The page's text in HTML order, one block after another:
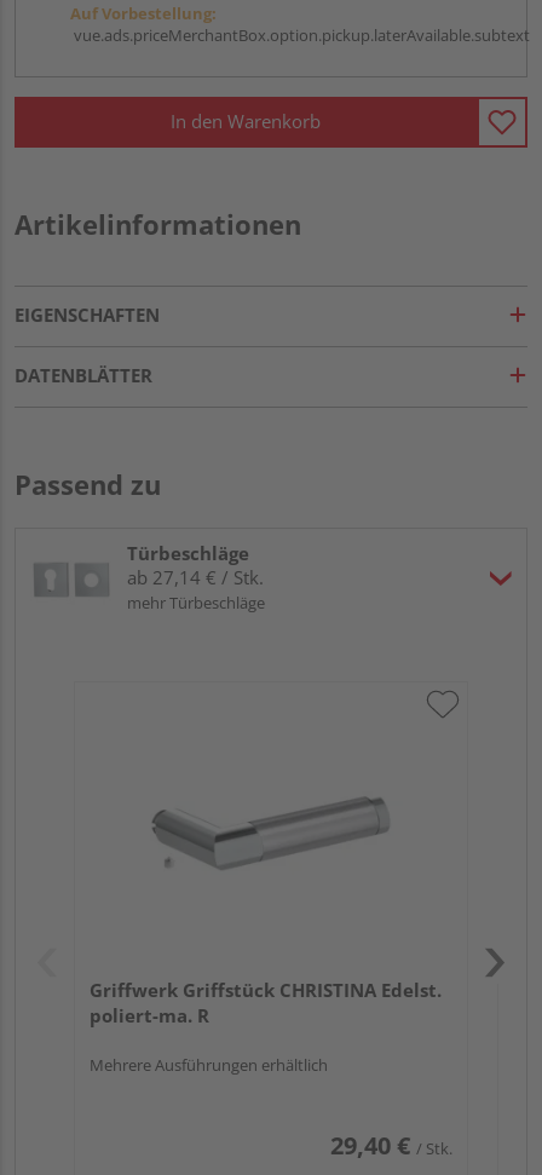
Auf Vorbestellung:
vue.ads.priceMerchantBox.option.pickup.laterAvailable.subtext
In den Warenkorb
Artikelinformationen
EIGENSCHAFTEN
DATENBLÄTTER
Passend zu
Türbeschläge
ab 27,14 € / Stk.
mehr Türbeschläge
Griffwerk Griffstück CHRISTINA Edelst.
poliert-ma. R
Mehrere Ausführungen erhältlich
29,40 € / Stk.